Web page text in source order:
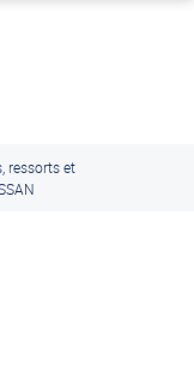
ressorts et